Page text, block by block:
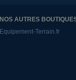
NOS AUTRES
Equipement-Terrain.fr